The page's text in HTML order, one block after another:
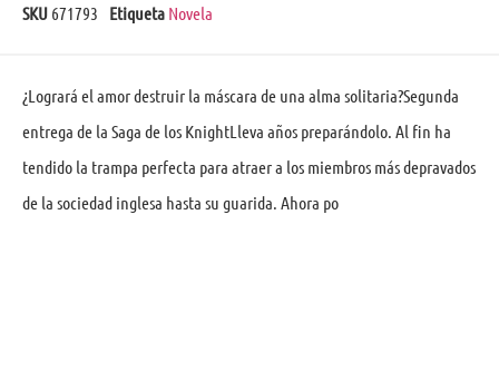
SKU 671793 Etiqueta Novela
¿Logrará el amor destruir la máscara de una alma solitaria?Segunda
entrega de la Saga de los KnightLleva años preparándolo. Al fin ha
tendido la trampa perfecta para atraer a los miembros más depravados
de la sociedad inglesa hasta su guarida. Ahora po